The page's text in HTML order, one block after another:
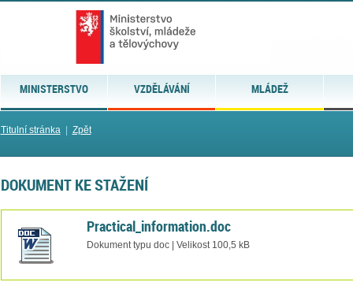
MINISTERSTVO VZDĚLÁVÁNÍ MLÁDEŽ
Titulní stránka| Zpět
DOKUMENT KE STAŽENÍ
Practical_information.doc
Dokument typu doc | Velikost 100,5 kB